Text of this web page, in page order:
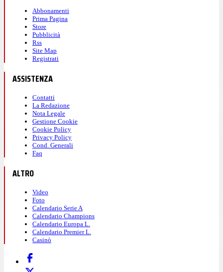
Abbonamenti
Prima Pagina
Store
Pubblicità
Rss
Site Map
Registrati
ASSISTENZA
Contatti
La Redazione
Nota Legale
Gestione Cookie
Cookie Policy
Privacy Policy
Cond. Generali
Faq
ALTRO
Video
Foto
Calendario Serie A
Calendario Champions
Calendario Europa L.
Calendario Premier L.
Casinò